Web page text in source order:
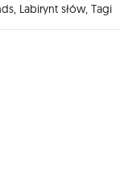
Labirynt słów, Tagi